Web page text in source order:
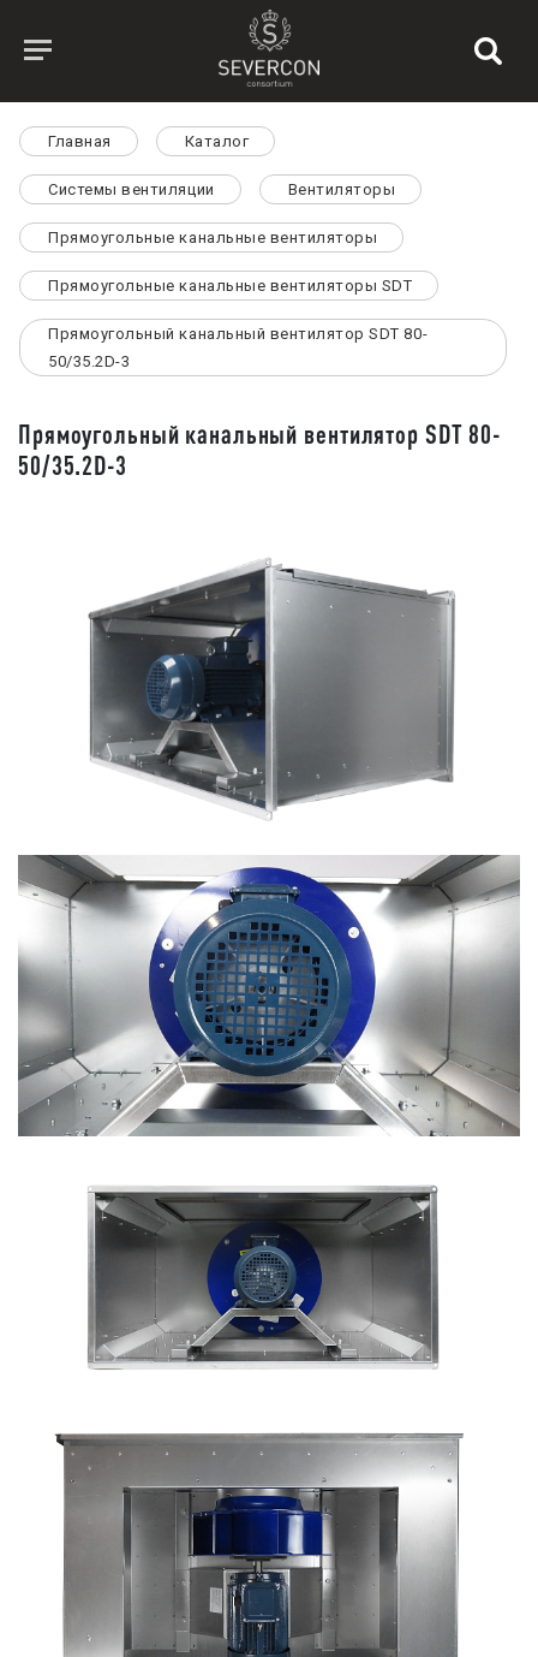
Главная Каталог
Системы вентиляции Вентиляторы
Прямоугольные канальные вентиляторы
Прямоугольные канальные вентиляторы SDT
Прямоугольный канальный вентилятор SDT 80-
50/35.2D-3
Прямоугольный канальный вентилятор SDT 80-
50/35.2D-3